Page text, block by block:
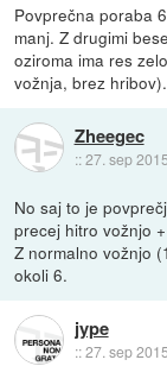
Povprečna poraba
manj. Z drugimi
oziroma ima res
vožnja, brez hribov).
Zheegec
::27. sep
No saj to je
precej hitro vožnjo
Z normalno vožnjo
okoli 6.
jype
::27. sep